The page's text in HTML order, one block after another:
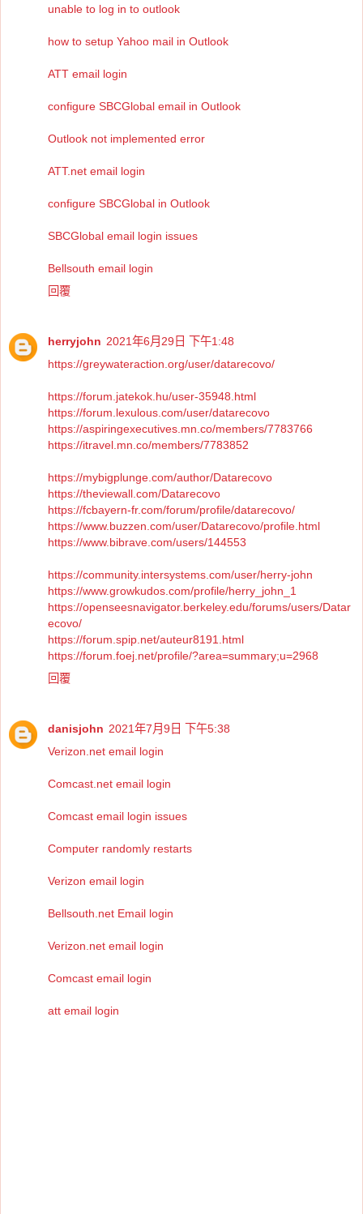
unable to log in to outlook
how to setup Yahoo mail in Outlook
ATT email login
configure SBCGlobal email in Outlook
Outlook not implemented error
ATT.net email login
configure SBCGlobal in Outlook
SBCGlobal email login issues
Bellsouth email login
回覆
herryjohn 2021年6月29日 下午1:48
https://greywateraction.org/user/datarecovo/
https://forum.jatekok.hu/user-35948.html
https://forum.lexulous.com/user/datarecovo
https://aspiringexecutives.mn.co/members/7783766
https://itravel.mn.co/members/7783852
https://mybigplunge.com/author/Datarecovo
https://theviewall.com/Datarecovo
https://fcbayern-fr.com/forum/profile/datarecovo/
https://www.buzzen.com/user/Datarecovo/profile.html
https://www.bibrave.com/users/144553
https://community.intersystems.com/user/herry-john
https://www.growkudos.com/profile/herry_john_1
https://openseesnavigator.berkeley.edu/forums/users/Datar
ecovo/
https://forum.spip.net/auteur8191.html
https://forum.foej.net/profile/?area=summary;u=2968
回覆
danisjohn 2021年7月9日 下午5:38
Verizon.net email login
Comcast.net email login
Comcast email login issues
Computer randomly restarts
Verizon email login
Bellsouth.net Email login
Verizon.net email login
Comcast email login
att email login